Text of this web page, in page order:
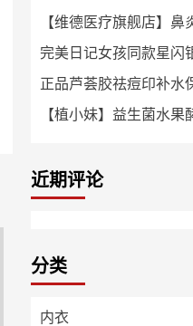
【维德医疗旗舰店】
完美日记女孩同款星闪
正品芦荟胶祛痘印补水
【植小妹】益生菌水果
近期评论
分类
内衣